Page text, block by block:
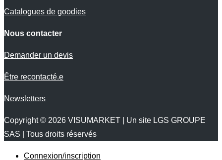
Catalogues de goodies
Nous contacter
Demander un devis
Être recontacté.e
Newsletters
Copyright © 2026 VISUMARKET | Un site LGS GROUPE
SAS | Tous droits réservés
Connexion/inscription